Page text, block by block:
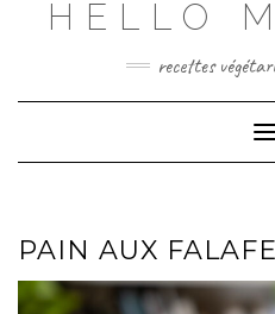
HELLO
recettes
PAIN AUX